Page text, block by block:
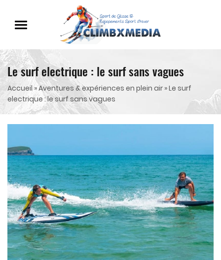
Le surf electrique : le surf sans vagues
Accueil»Aventures & expériences en plein air »Le surf
electrique : le surf sans vagues